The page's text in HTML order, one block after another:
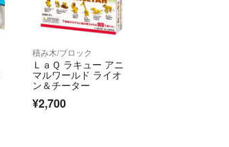
積み木/ブロック
ＬａＱ ラキュー アニ
マルワールド ライオ
ン＆チーター
¥2,700